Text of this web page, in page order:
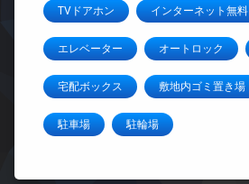
TVドアホン インターネット無料
エレベーター オートロック
宅配ボックス 敷地内ゴミ置き場
駐車場 駐輪場